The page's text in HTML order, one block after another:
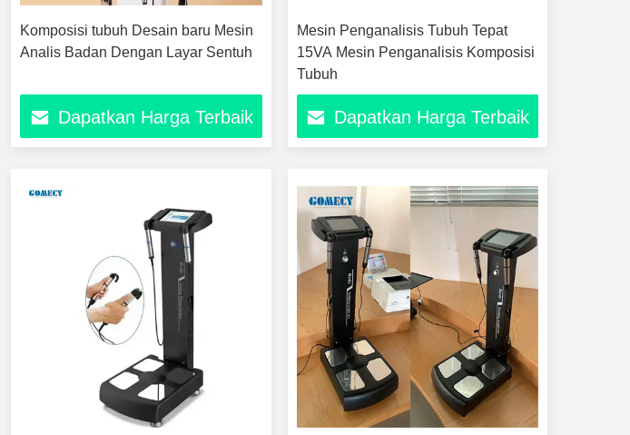
Komposisi tubuh Desain baru Mesin
Analis Badan Dengan Layar Sentuh
Dapatkan Harga Terbaik
Mesin Penganalisis Tubuh Tepat
15VA Mesin Penganalisis Komposisi
Tubuh
Dapatkan Harga Terbaik